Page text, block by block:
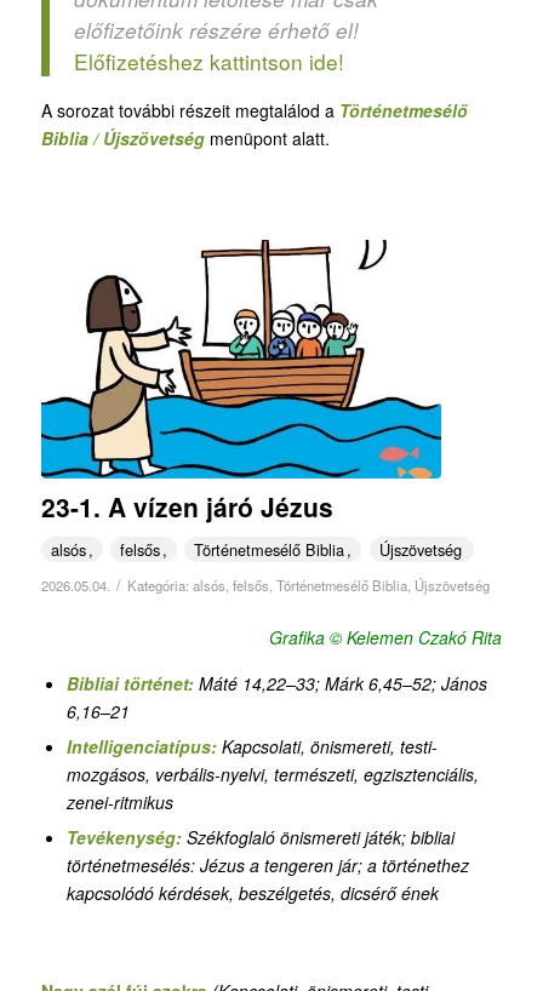
előfizetőink részére érhető el!
Előfizetéshez kattintson ide!
A sorozat további részeit megtalálod a Történetmesélő
Biblia / Újszövetségmenüpont alatt.
23-1. A vízen járó Jézus
alsós felsős Történetmesélő Biblia Újszövetség
2026.05.04. / Kategória: alsós, felsős, Történetmesélő Biblia, Újszövetség
Grafika © Kelemen Czakó Rita
Bibliai történet:Máté 14,22–33; Márk 6,45–52; János
6,16–21
Intelligenciatípus: Kapcsolati, önismereti, testi-
mozgásos, verbális-nyelvi, természeti, egzisztenciális,
zenei-ritmikus
Tevékenység: Székfoglaló önismereti játék;bibliai
történetmesélés: Jézus a tengeren jár; a történethez
kapcsolódó kérdések, beszélgetés, dicsérő ének